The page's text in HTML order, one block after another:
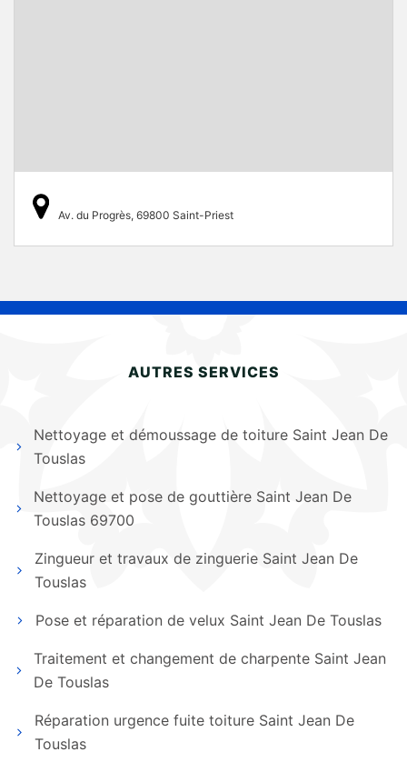
Av. du Progrès, 69800 Saint-Priest
AUTRES SERVICES
Nettoyage et démoussage de toiture Saint Jean De
Touslas
Nettoyage et pose de gouttière Saint Jean De
Touslas 69700
Zingueur et travaux de zinguerie Saint Jean De
Touslas
Pose et réparation de velux Saint Jean De Touslas
Traitement et changement de charpente Saint Jean
De Touslas
Réparation urgence fuite toiture Saint Jean De
Touslas